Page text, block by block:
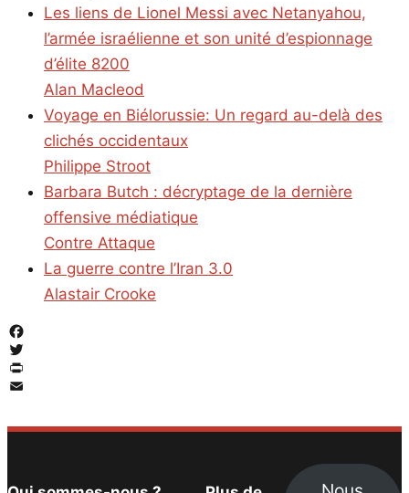
Les liens de Lionel Messi avec Netanyahou,
l’armée israélienne et son unité d’espionnage
d’élite 8200
Alan Macleod
Voyage en Biélorussie: Un regard au-delà des
clichés occidentaux
Philippe Stroot
Barbara Butch : décryptage de la dernière
offensive médiatique
Contre Attaque
La guerre contre l’Iran 3.0
Alastair Crooke
Facebook
Twitter
PrintFriendly